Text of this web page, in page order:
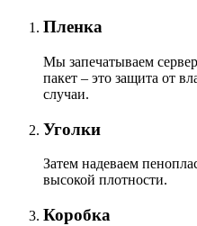
Пленка
Мы запечатываем
пакет – это защита от
случаи.
Уголки
Затем надеваем
высокой плотности.
Коробка